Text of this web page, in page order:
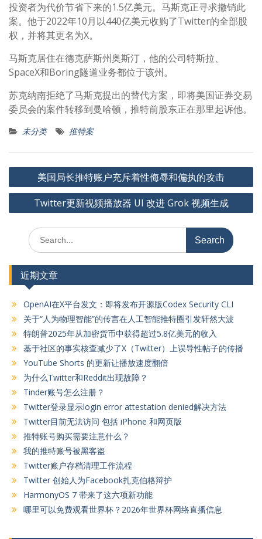
投资者为代价节省下来的1.5亿美元。马斯克正寻求撤销此
案。他于2022年10月以440亿美元收购了Twitter的全部股
权，并将其更名为X。
马斯克居住在德克萨斯州奥斯汀，他的公司特斯拉、
SpaceX和Boring隧道业务都位于该州。
苏克纳南拒绝了马斯克提出的替代方案，即将美国证券交易
委员会的案件转移到曼哈顿，推特前股东正在那里起诉他。
未分类 推特案
文
章
美国局长推特账户充斥着性侮辱和偏执的攻击
Twitter更新视频播放器 UI 改进 Grok 视频生成
Search
for:
近期文章
OpenAI在X平台发文：即将发布开源版Codex Security CLI
关于“人为物理智能”的传言在人工智能推特圈引发轩然大波
特朗普2025年从加密货币中获得超过5.8亿美元的收入
基于社区的事实核查减少了X（Twitter）上误导性帖子的传播
YouTube Shorts 的更新让播放速度翻倍
为什么Twitter和Reddit出现故障？
Tinder账号怎么注册？
Twitter登录显示login error attestation denied解决方法
Twitter目前无法访问 包括 iPhone 和网页版
推特账号购买需要注意什么？
我的推特账号被黑客盗
Twitter账户存档清理工作流程
Twitter 创始人为Facebook扎克伯格辩护
HarmonyOS 7 带来了这六项新功能
哪里可以免费观看世界杯？2026年世界杯网络直播信息